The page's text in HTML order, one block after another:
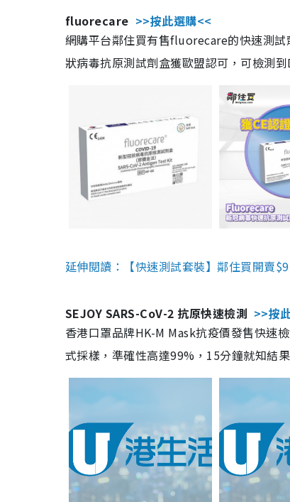
fluorecare >>按此選購<<
網購平台鄰住買有售fluorecare的快速測
狀病毒抗原測試劑盒獲歐盟認可，可檢測
延伸閱讀：【快速測試套裝】鄰住買開賣
SEJOY SARS-CoV-2 抗原快速檢測 >>按
香港口罩品牌HK-M Mask抗疫價發售快速
式採樣，準確性高達99%，15分鐘就知結